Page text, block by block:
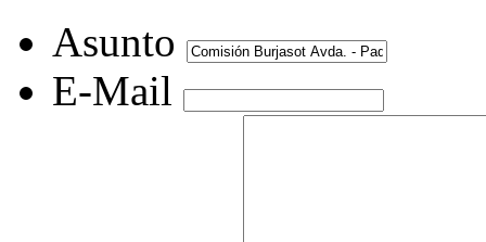
Asunto
E-Mail